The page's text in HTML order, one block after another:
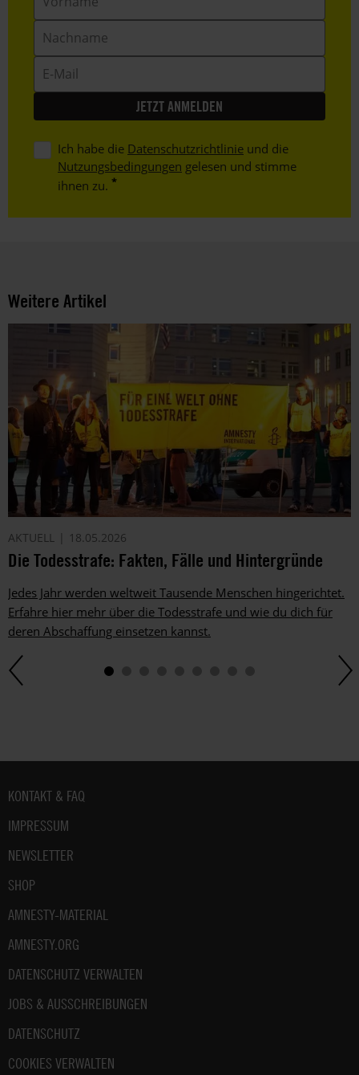
Mail
Ich habe die Datenschutzrichtlinie und die
Nutzungsbedingungen gelesen und stimme
ihnen zu.
Weitere Artikel
AKTUELL 18.05.2026
Die Todesstrafe: Fakten, Fälle und Hintergründe
Jedes Jahr werden weltweit Tausende Menschen hingerichtet.
Erfahre hier mehr über die Todesstrafe und wie du dich für
deren Abschaffung einsetzen kannst.
Fußbereich
KONTAKT & FAQ
IMPRESSUM
NEWSLETTER
SHOP
AMNESTY-MATERIAL
AMNESTY.ORG
DATENSCHUTZ VERWALTEN
JOBS & AUSSCHREIBUNGEN
DATENSCHUTZ
COOKIES VERWALTEN